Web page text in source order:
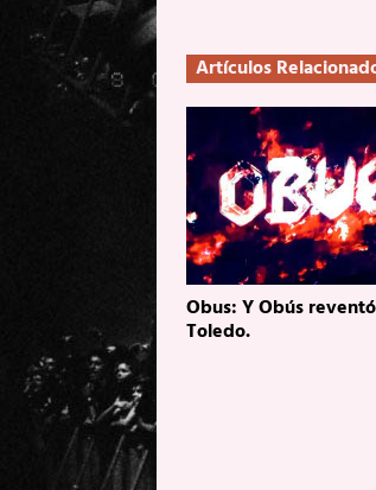
Artículos
Obus: Y Obús reventó
Toledo.